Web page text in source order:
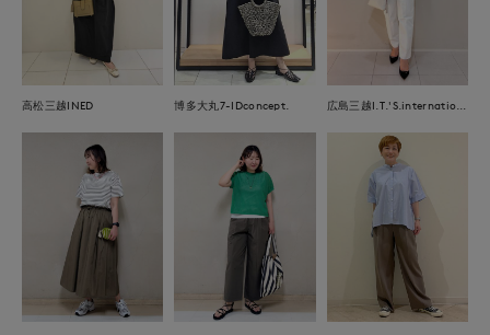
高松三越INED 博多大丸7-IDconcept.